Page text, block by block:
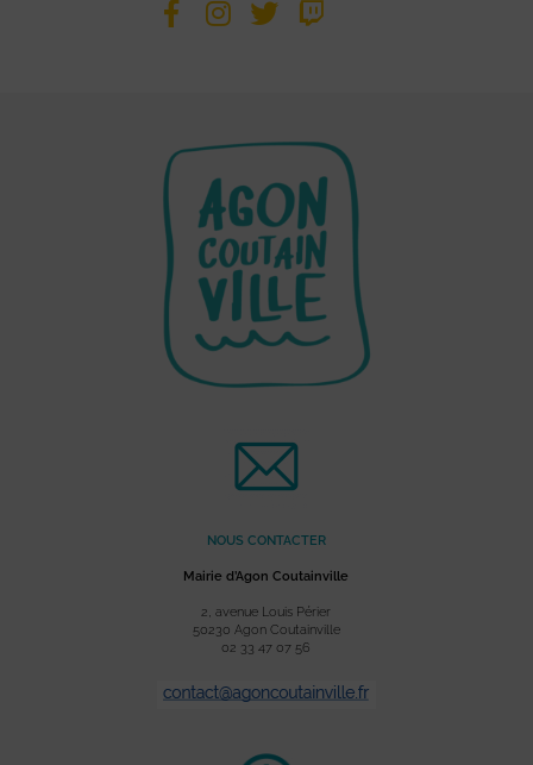
NOUS CONTACTER
Mairie d’Agon Coutainville
2, avenue Louis Périer
50230 Agon Coutainville
02 33 47 07 56